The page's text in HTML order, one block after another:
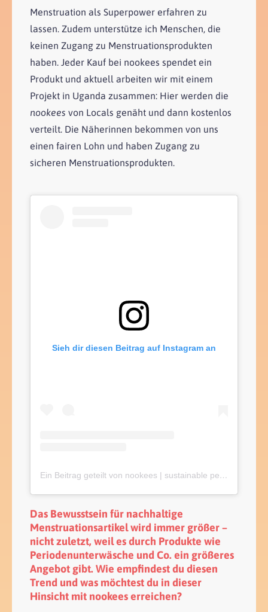
Menstruation als Superpower erfahren zu
lassen. Zudem unterstütze ich Menschen, die
keinen Zugang zu Menstruationsprodukten
haben. Jeder Kauf bei nookees spendet ein
Produkt und aktuell arbeiten wir mit einem
Projekt in Uganda zusammen: Hier werden die
nookees von Locals genäht und dann kostenlos
verteilt. Die Näherinnen bekommen von uns
einen fairen Lohn und haben Zugang zu
sicheren Menstruationsprodukten.
Sieh dir diesen Beitrag auf Instagram an
Ein Beitrag geteilt von nookees | sustainable period
Das Bewusstsein für nachhaltige
Menstruationsartikel wird immer größer –
nicht zuletzt, weil es durch Produkte wie
Periodenunterwäsche und Co. ein größeres
Angebot gibt. Wie empfindest du diesen
Trend und was möchtest du in dieser
Hinsicht mit nookees erreichen?